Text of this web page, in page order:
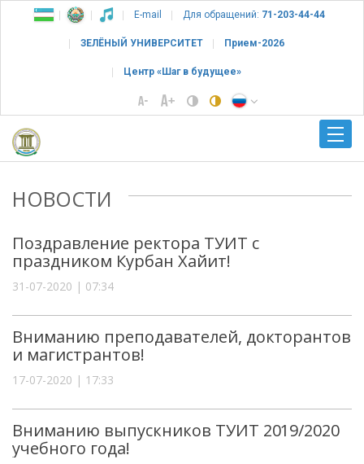
E-mail Для обращений: 71-203-44-44
ЗЕЛЁНЫЙ УНИВЕРСИТЕТ Прием-2026
Центр «Шаг в будущее»
НОВОСТИ
Поздравление ректора ТУИТ с
праздником Курбан Хайит!
31-07-2020 | 07:34
Вниманию преподавателей, докторантов
и магистрантов!
17-07-2020 | 17:33
Вниманию выпускников ТУИТ 2019/2020
учебного года!